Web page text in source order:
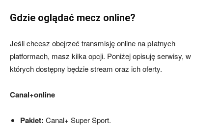
Gdzie oglądać mecz online?
Jeśli chcesz obejrzeć transmisję online na płatnych
platformach, masz kilka opcji. Poniżej opisuję serwisy, w
których dostępny będzie stream oraz ich oferty.
Canal+online
Pakiet: Canal+ Super Sport.